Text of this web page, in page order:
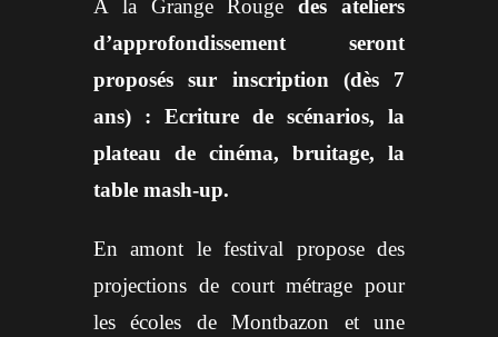
A la Grange Rougedes ateliers
d’approfondissement seront
proposés sur inscription (dès 7
ans) : Ecriture de scénarios, la
plateau de cinéma, bruitage, la
table mash-up.
En amont le festival propose des
projections de court métrage pour
les écoles de Montbazon et une